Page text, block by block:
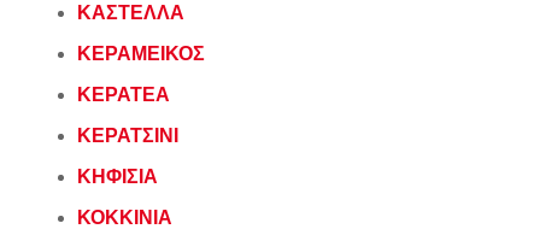
ΚΑΣΤΕΛΛΑ
ΚΕΡΑΜΕΙΚΟΣ
ΚΕΡΑΤΕΑ
ΚΕΡΑΤΣΙΝΙ
ΚΗΦΙΣΙΑ
ΚΟΚΚΙΝΙΑ